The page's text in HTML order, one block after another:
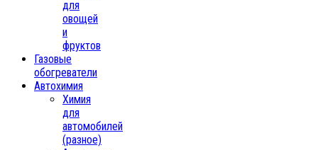
для
овощей
и
фруктов
Газовые
обогреватели
Автохимия
Химия
для
автомобилей
(разное)